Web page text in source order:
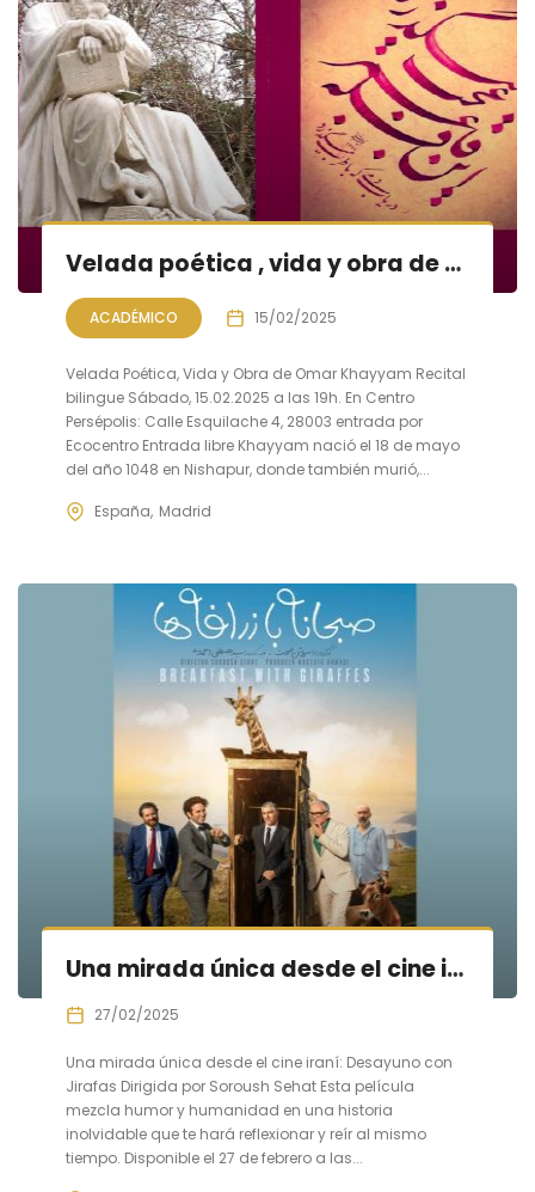
Velada poética , vida y obra de Omar Khayyam
ACADÉMICO 15/02/2025
Velada Poética, Vida y Obra de Omar Khayyam Recital
bilingue Sábado, 15.02.2025 a las 19h. En Centro
Persépolis: Calle Esquilache 4, 28003 entrada por
Ecocentro Entrada libre Khayyam nació el 18 de mayo
del año 1048 en Nishapur, donde también murió,...
España Madrid
Una mirada única desde el cine iraní: Desayuno con Jirafas
27/02/2025
Una mirada única desde el cine iraní: Desayuno con
Jirafas Dirigida por Soroush Sehat Esta película
mezcla humor y humanidad en una historia
inolvidable que te hará reflexionar y reír al mismo
tiempo. Disponible el 27 de febrero a las...